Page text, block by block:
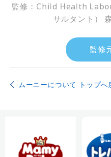
監修：Child Health
サルタント）
監修
ムーニーについて トップへ